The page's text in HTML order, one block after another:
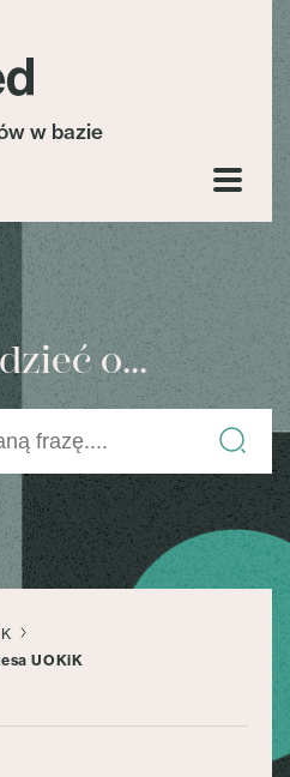
w bazie
o...
UOKiK